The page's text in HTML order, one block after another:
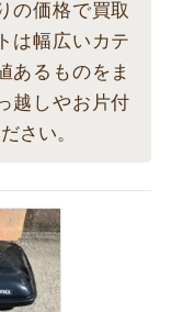
の価格で買取
は幅広いカテ
あるものをま
越しやお片付
さい。